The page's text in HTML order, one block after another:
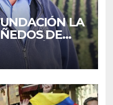
LA
DE
A LOS
DEL MES DE
GRAN
PODA DE